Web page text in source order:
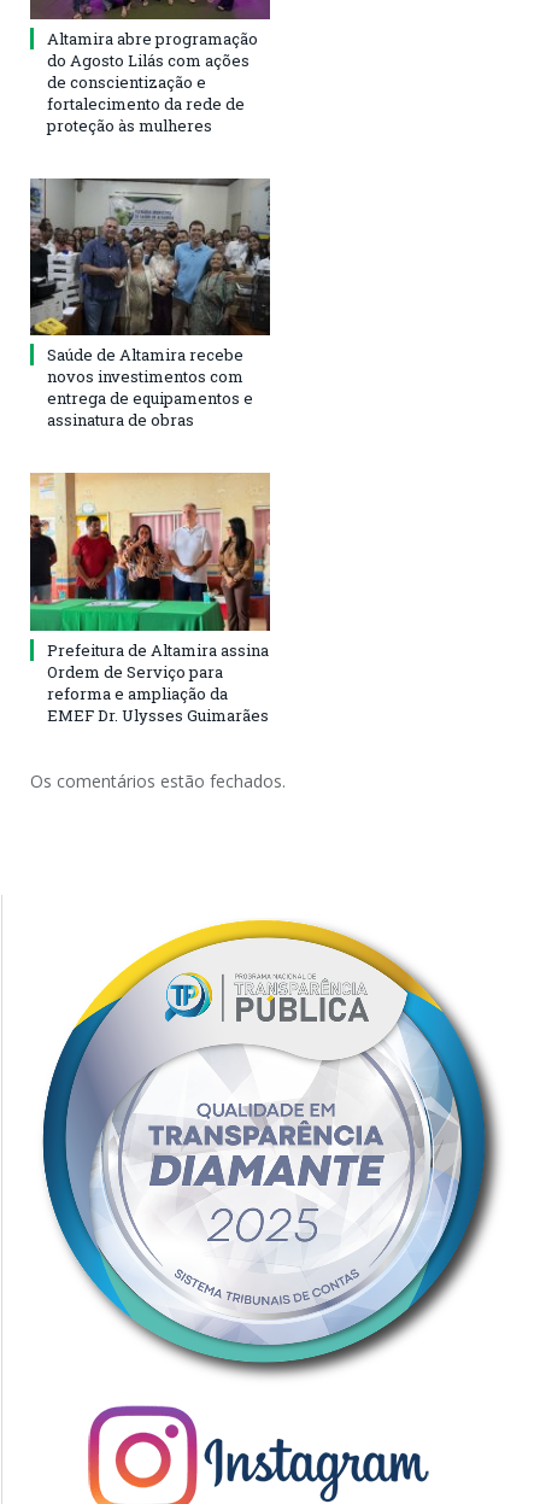
Altamira abre programação
do Agosto Lilás com ações
de conscientização e
fortalecimento da rede de
proteção às mulheres
Saúde de Altamira recebe
novos investimentos com
entrega de equipamentos e
assinatura de obras
Prefeitura de Altamira assina
Ordem de Serviço para
reforma e ampliação da
EMEF Dr. Ulysses Guimarães
Os comentários estão fechados.